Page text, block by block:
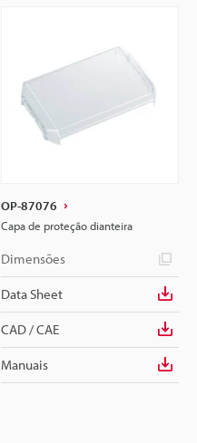
OP-87076
Capa de proteção dianteira
Dimensões
Data Sheet
CAD / CAE
Manuais